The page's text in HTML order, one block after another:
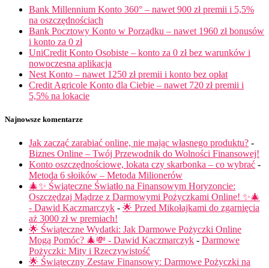
Bank Millennium Konto 360° – nawet 900 zł premii i 5,5%
na oszczędnościach
Bank Pocztowy Konto w Porządku – nawet 1960 zł bonusów
i konto za 0 zł
UniCredit Konto Osobiste – konto za 0 zł bez warunków i
nowoczesna aplikacja
Nest Konto – nawet 1250 zł premii i konto bez opłat
Credit Agricole Konto dla Ciebie – nawet 720 zł premii i
5,5% na lokacie
Najnowsze komentarze
Jak zacząć zarabiać online, nie mając własnego produktu? -
Biznes Online – Twój Przewodnik do Wolności Finansowej!
Konto oszczędnościowe, lokata czy skarbonka – co wybrać -
Metoda 6 słoików – Metoda Milionerów
🎄✨ Świąteczne Światło na Finansowym Horyzoncie:
Oszczędzaj Mądrze z Darmowymi Pożyczkami Online! ✨🎄
- Dawid Kaczmarczyk - 🌟 Przed Mikołajkami do zgarnięcia
aż 3000 zł w premiach!
🌟 Świąteczne Wydatki: Jak Darmowe Pożyczki Online
Mogą Pomóc? 🎄💸 - Dawid Kaczmarczyk - Darmowe
Pożyczki: Mity i Rzeczywistość
🌟 Świąteczny Zestaw Finansowy: Darmowe Pożyczki na